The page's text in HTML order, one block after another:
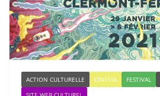
ACTION CULTURELLE CINÉMA FESTIVAL